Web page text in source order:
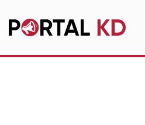
Pular